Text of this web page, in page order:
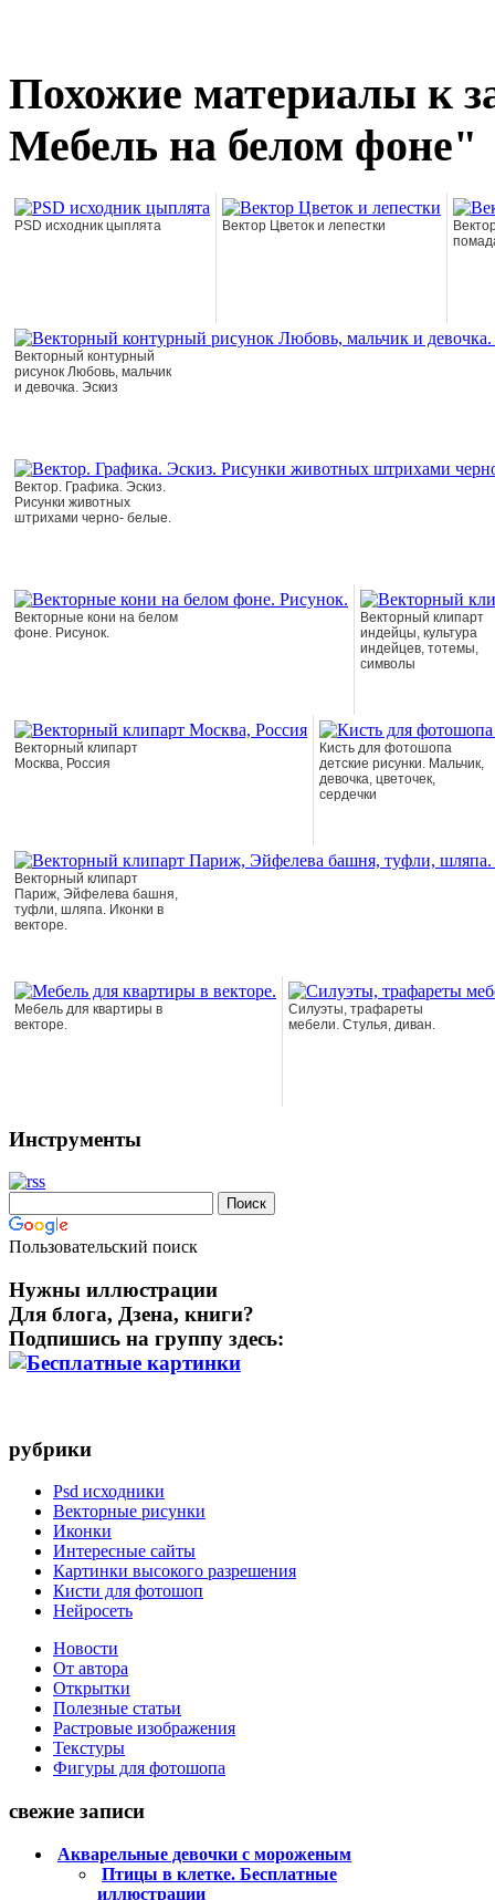
Похожие материалы к
Мебель на белом фоне"
PSD исходник цыплята Вектор Цветок и лепестки
Векторный контурный
рисунок Любовь, мальчик
и девочка. Эскиз
Вектор. Графика. Эскиз.
Рисунки животных
штрихами черно- белые.
Векторные кони на белом
фоне. Рисунок.
Векторный клипарт
индейцы, культура
индейцев, тотемы,
символы
Векторный клипарт
Москва, Россия
Кисть для фотошопа
детские рисунки. Мальчик,
девочка, цветочек,
сердечки
Векторный клипарт
Париж, Эйфелева башня,
туфли, шляпа. Иконки в
векторе.
Мебель для квартиры в
векторе.
Силуэты, трафареты
мебели. Стулья, диван.
Инструменты
Пользовательский поиск
Нужны иллюстрации
Для блога, Дзена, книги?
Подпишись на группу здесь:
рубрики
Psd исходники
Векторные рисунки
Иконки
Интересные сайты
Картинки высокого разрешения
Кисти для фотошоп
Нейросеть
Новости
От автора
Открытки
Полезные статьи
Растровые изображения
Текстуры
Фигуры для фотошопа
свежие записи
Акварельные девочки с мороженым
Птицы в клетке. Бесплатные
иллюстрации